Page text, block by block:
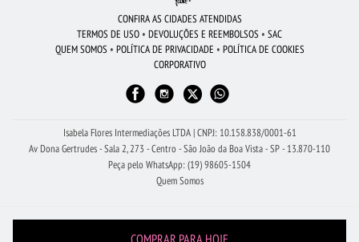
CESTA DE FRUTAS
FLORICULTURA SALVADOR CESTA DE CAFÉ DA MANHÃ FLORES VERMELHAS
FLORICULTURA SP
FLORICULTURA GUARULHOS FLORICULTURA BH
CONFIRA AS CIDADES ATENDIDAS
TERMOS DE USO • DEVOLUÇÕES E REEMBOLSOS • SAC
QUEM SOMOS • POLÍTICA DE PRIVACIDADE • POLÍTICA DE COOKIES
CORPORATIVO
Isabela Flores Intermediações LTDA | CNPJ: 10.158.838/0001-61
Av Dona Gertrudes - Sala 2, 273 - Centro - São João da Boa Vista - SP - 13.870-110
Peça pelo WhatsApp: (19) 98605-1504
Quem Somos
COMPRAR PARA HOJE